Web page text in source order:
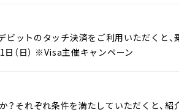
レーション
ビットのタッチ決済をご利用いただくと
日（日） ※Visa主催キャンペーン
それぞれ条件を満たしていただくと、紹